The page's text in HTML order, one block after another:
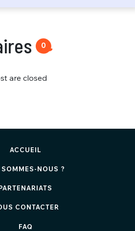
0
are closed
ACCUEIL
NOUS ?
CONTACTER
FAQ